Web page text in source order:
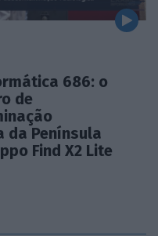
686: o
de
da Península
Find X2 Lite